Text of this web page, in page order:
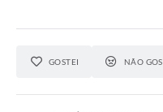
GOSTEI NÃO